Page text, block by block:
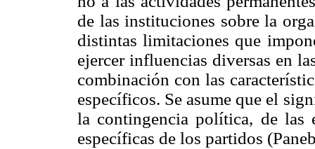
de las instituciones sobre la
distintas limitaciones que
ejercer influencias diversas en
combinación con las
específicos. Se asume que el
la contingencia política, de las
específicas de los partidos